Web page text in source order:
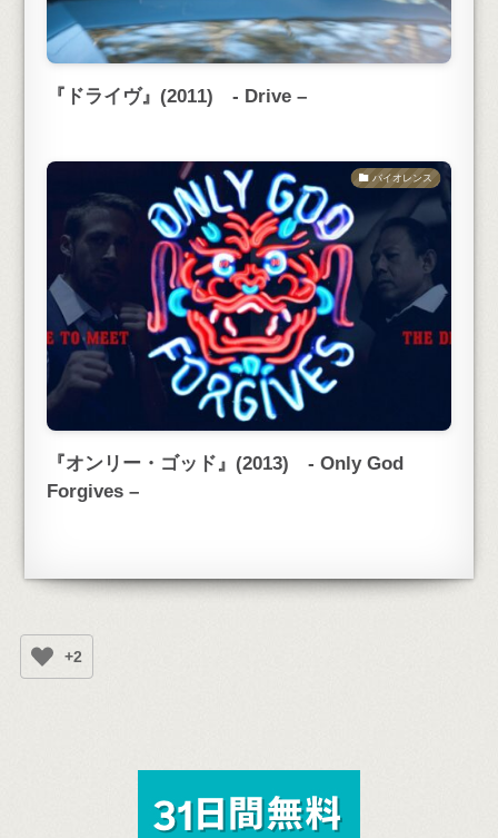
『ドライヴ』(2011) - Drive –
バイオレンス
『オンリー・ゴッド』(2013) - Only God
Forgives –
+2